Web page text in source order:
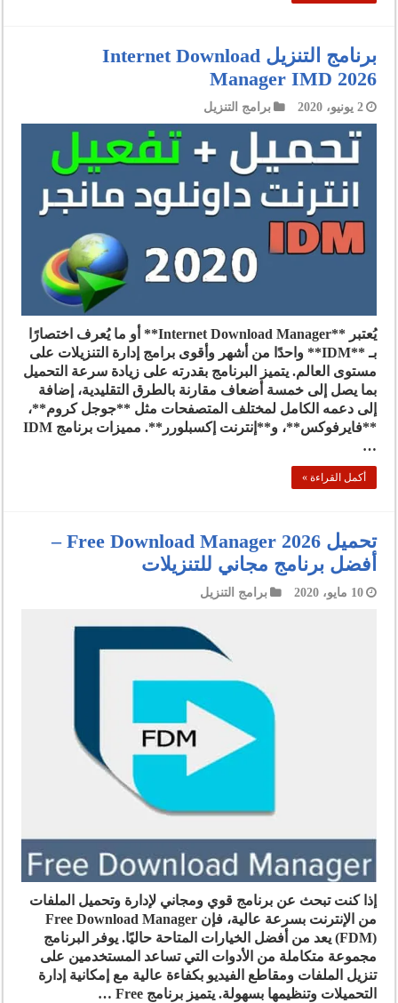
برنامج التنزيل Internet Download
Manager IMD 2026
2 يونيو، 2020 برامج التنزيل
يُعتبر **Internet Download Manager** أو ما يُعرف اختصارًا
بـ **IDM** واحدًا من أشهر وأقوى برامج إدارة التنزيلات على
مستوى العالم. يتميز البرنامج بقدرته على زيادة سرعة التحميل
بما يصل إلى خمسة أضعاف مقارنة بالطرق التقليدية، إضافة
إلى دعمه الكامل لمختلف المتصفحات مثل **جوجل كروم**،
**فايرفوكس**، و**إنترنت إكسبلورر**. مميزات برنامج IDM
…
أكمل القراءة »
تحميل Free Download Manager 2026 –
أفضل برنامج مجاني للتنزيلات
10 مايو، 2020 برامج التنزيل
إذا كنت تبحث عن برنامج قوي ومجاني لإدارة وتحميل الملفات
من الإنترنت بسرعة عالية، فإن Free Download Manager
(FDM) يعد من أفضل الخيارات المتاحة حاليًا. يوفر البرنامج
مجموعة متكاملة من الأدوات التي تساعد المستخدمين على
تنزيل الملفات ومقاطع الفيديو بكفاءة عالية مع إمكانية إدارة
التحميلات وتنظيمها بسهولة. يتميز برنامج Free …